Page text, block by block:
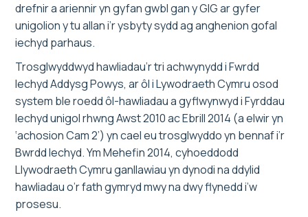
drefnir a ariennir yn gyfan gwbl gan y GIG ar gyfer
unigolion y tu allan i’r ysbyty sydd ag anghenion gofal
iechyd parhaus.
Trosglwyddwyd hawliadau’r tri achwynydd i Fwrdd
Iechyd Addysg Powys, ar ôl i Lywodraeth Cymru osod
system ble roedd ôl-hawliadau a gyflwynwyd i Fyrddau
Iechyd unigol rhwng Awst 2010 ac Ebrill 2014 (a elwir yn
‘achosion Cam 2’) yn cael eu trosglwyddo yn bennaf i’r
Bwrdd Iechyd. Ym Mehefin 2014, cyhoeddodd
Llywodraeth Cymru ganllawiau yn dynodi na ddylid
hawliadau o’r fath gymryd mwy na dwy flynedd i’w
prosesu.